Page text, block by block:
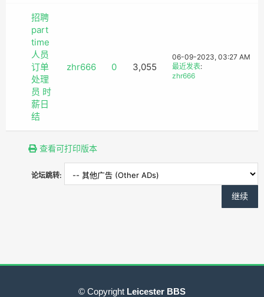
招聘
part
time
人员
订单
处理
员 时
薪日
结
zhr666 0 3,055
06-09-2023, 03:27 AM
最近发表:
zhr666
查看可打印版本
论坛跳转:
© Copyright Leicester BBS